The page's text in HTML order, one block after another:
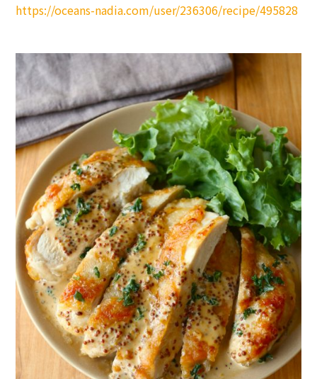
https://oceans-nadia.com/user/236306/recipe/495828